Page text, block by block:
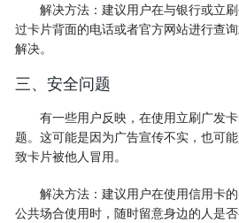
解决方法：建议用户在与银行或立
过卡片背面的电话或者官方网站进行查
解决。
三、安全问题
有一些用户反映，在使用立刷广发
题。这可能是因为广告宣传不实，也可
致卡片被他人冒用。
解决方法：建议用户在使用信用卡
公共场合使用时，随时留意身边的人是